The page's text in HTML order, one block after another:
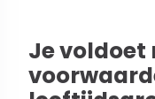
Je voldoet